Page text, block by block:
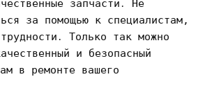
запчасти․ Не
за помощью к специалистам,
Только так можно
и безопасный
в ремонте вашего